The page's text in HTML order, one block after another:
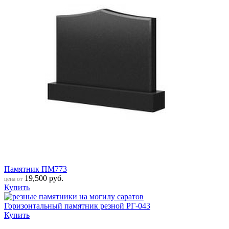
Памятник ПМ773
цена от 19,500 руб.
Купить
Горизонтальный памятник резной РГ-043
Купить